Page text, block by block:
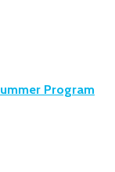
Program